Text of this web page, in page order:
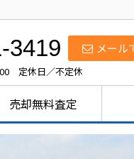
メール
3419
定休日／不定休
売却無料査定